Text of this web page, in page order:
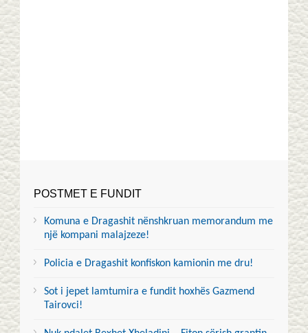
POSTMET E FUNDIT
Komuna e Dragashit nënshkruan memorandum me
një kompani malajzeze!
Policia e Dragashit konfiskon kamionin me dru!
Sot i jepet lamtumira e fundit hoxhës Gazmend
Tairovci!